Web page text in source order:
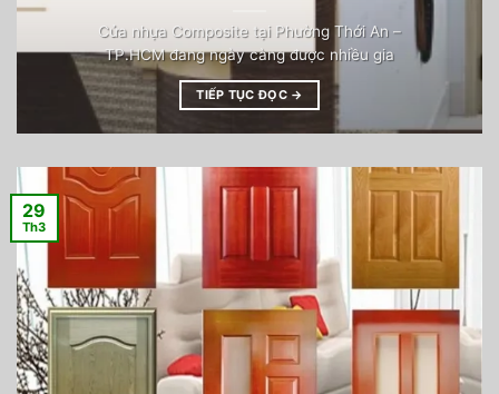
Cửa nhựa Composite tại Phường Thới An –
TP.HCM đang ngày càng được nhiều gia
TIẾP TỤC ĐỌC →
29
Th3